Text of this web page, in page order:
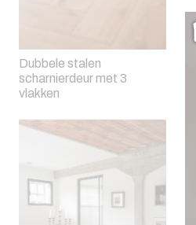
Dubbele stalen
scharnierdeur met 3
vlakken